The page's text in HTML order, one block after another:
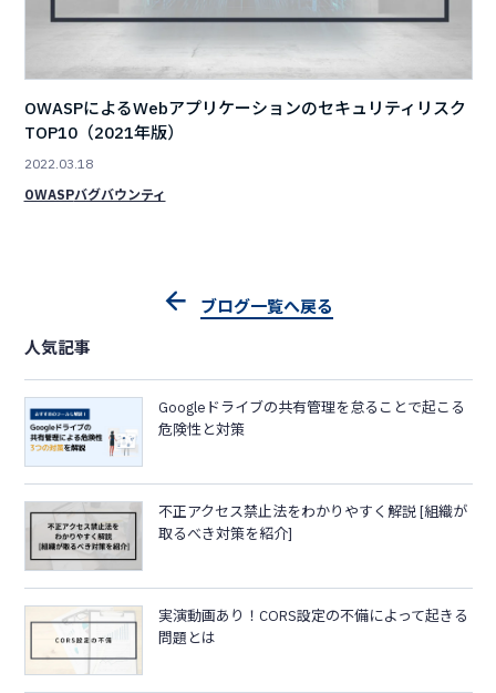
OWASPによるWebアプリケーションのセキュリティリスク
TOP10（2021年版）
2022.03.18
OWASPバグバウンティ
ブログ一覧へ戻る
人気記事
Googleドライブの共有管理を怠ることで起こる
危険性と対策
不正アクセス禁止法をわかりやすく解説 [組織が
取るべき対策を紹介]
実演動画あり！CORS設定の不備によって起きる
問題とは